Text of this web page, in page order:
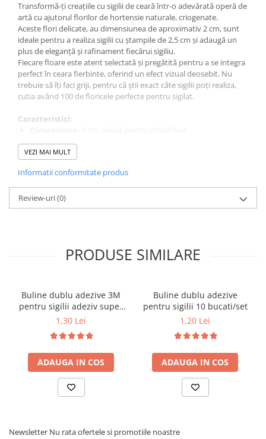
Transformă-ți creațiile cu sigilii de ceară într-o adevărată operă de
artă cu ajutorul florilor de hortensie naturale, criogenate.
Aceste flori delicate, au dimensiunea de aproximativ 2 cm, sunt
ideale pentru a realiza sigilii cu ștampile de 2,5 cm și adaugă un
plus de eleganță și rafinament fiecărui sigiliu.
Fiecare floare este atent selectată și pregătită pentru a se integra
perfect în ceara fierbinte, oferind un efect vizual deosebit. Nu
trebuie să îți faci griji, pentru că știi exact câte sigilii poți realiza,
cutia având 100 de floricele perfecte pentru sigilat.
Caracteristici:
Material:Flori naturale de hortensie, criogenate
Utilizare:Perfecte pentru sigilii de ceară pe scrisori, invitații,
Instrucțiuni de utilizare:Așezați floarea pe ceara topită și
aplicați ștampila pentru a crea un sigiliu unic și frumos
Beneficii:
Adaugă un element natural și elegant sigiliilor de ceară
fiecărui sigiliu
natură în fiecare sigiliu și a face ca fiecare detaliu să conteze.
VEZI MAI MULT
Informatii conformitate produs
Review-uri(0)
PRODUSE SIMILARE
Buline dublu adezive 3M
pentru sigilii adeziv super
strong 10 bucati/set
1,30 Lei
ADAUGA IN COS
Buline dublu adezive
pentru sigilii 10 bucati/set
1,20 Lei
ADAUGA IN COS
Newsletter Nu rata ofertele si promotiile noastre